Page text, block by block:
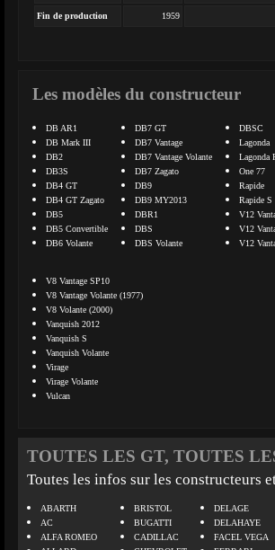
Fin de production 1959
Les modèles du constructeur
DB AR1
DB Mark III
DB2
DB3S
DB4 GT
DB4 GT Zagato
DB5
DB5 Convertible
DB6 Volante
DB7 GT
DB7 Vantage
DB7 Vantage Volante
DB7 Zagato
DB9
DB9 MY2013
DBR1
DBS
DBS Volante
DBSC
Lagonda
Lagonda
One 77
Rapide
Rapide S
V12
V12
V12
V8 Vantage SP10
V8 Vantage Volante (1977)
V8 Volante (2000)
Vanquish 2012
Vanquish S
Vanquish Volante
Virage
Virage Volante
Vulcan
TOUTES LES GT, TOUTES
Toutes les infos sur les constructeurs
ABARTH
AC
ALFA ROMEO
BRISTOL
BUGATTI
CADILLAC
DELAGE
DELAHAYE
FACEL VEGA